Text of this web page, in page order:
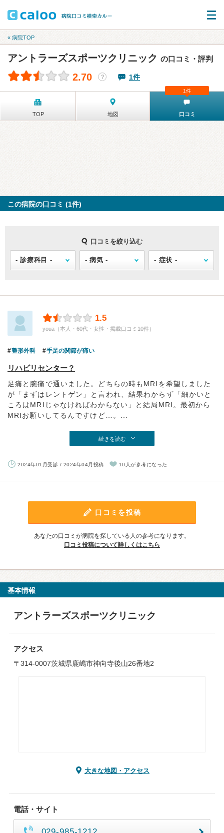
« 病院TOP
アントラーズスポーツクリニック の口コミ・評判
2.70 ？ 1件
TOP 地図 口コミ
1件
この病院の口コミ (1件)
口コミを絞り込む
1.5
youa（本人・60代・女性・掲載口コミ10件）
整形外科 手足の関節が痛い
リハビリセンター？
足痛と腕痛で通いました。どちらの時もMRIを希望しました
が「まずはレントゲン」と言われ、結果わからず「細かいと
ころはMRIじゃなければわからない」と結局MRI。最初から
MRIお願いしてるんですけど…。...
続きを読む
2024年01月受診 / 2024年04月投稿 10人が参考になった
口コミを投稿
あなたの口コミが病院を探している人の参考になります。
口コミ投稿について詳しくはこちら
基本情報
アントラーズスポーツクリニック
アクセス
〒314-0007茨城県鹿嶋市神向寺後山26番地2
大きな地図・アクセス
電話・サイト